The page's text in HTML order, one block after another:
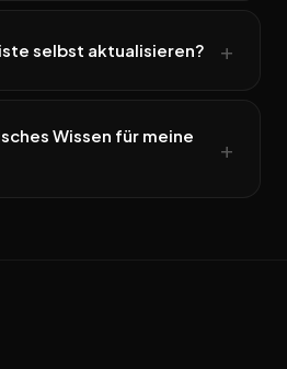
selbst aktualisieren?
Wissen für meine